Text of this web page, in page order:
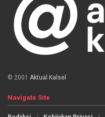
© 2001 Aktual Kalsel
Navigate Site